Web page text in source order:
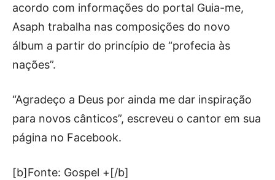
acordo com informações do portal Guia-me,
Asaph trabalha nas composições do novo
álbum a partir do princípio de “profecia às
nações”.
“Agradeço a Deus por ainda me dar inspiração
para novos cânticos”, escreveu o cantor em sua
página no Facebook.
[b]Fonte: Gospel +[/b]